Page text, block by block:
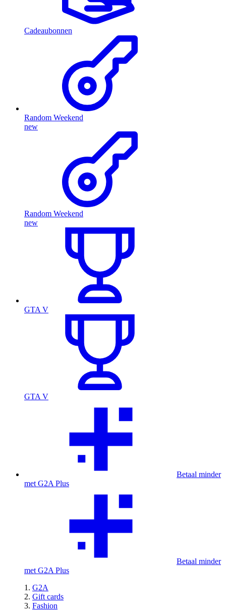
Cadeaubonnen
Random Weekend
new
Random Weekend
new
GTA V
GTA V
Betaal minder
met G2A Plus
Betaal minder
met G2A Plus
G2A
Gift cards
Fashion